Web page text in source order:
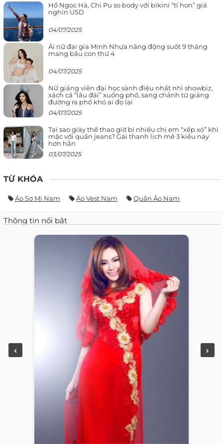
Hồ Ngọc Hà, Chi Pu so body với bikini “tí hon” giá
nghìn USD
04/07/2025
Ái nữ đại gia Minh Nhựa năng động suốt 9 tháng
mang bầu con thứ 4
04/07/2025
Nữ giảng viên đại học sành điệu nhất nhì showbiz,
xách cả “lâu đài” xuống phố, sang chảnh từ giảng
đường ra phố khó ai đọ lại
04/07/2025
Tại sao giày thể thao giờ bị nhiều chị em “xếp xó” khi
mặc với quần jeans? Gái thanh lịch mê 3 kiểu này
hơn hẳn
03/07/2025
TỪ KHÓA
Áo Sơ Mi Nam Áo Vest Nam Quần Áo Nam
Thông tin nổi bật